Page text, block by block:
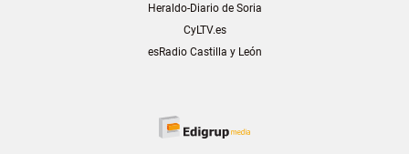
Heraldo-Diario de Soria
CyLTV.es
esRadio Castilla y León